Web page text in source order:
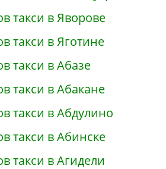
такси в Яворове
такси в Яготине
такси в Абазе
такси в Абакане
такси в Абдулино
такси в Абинске
такси в Агидели